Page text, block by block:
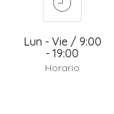
Lun - Vie / 9:00
- 19:00
Horario